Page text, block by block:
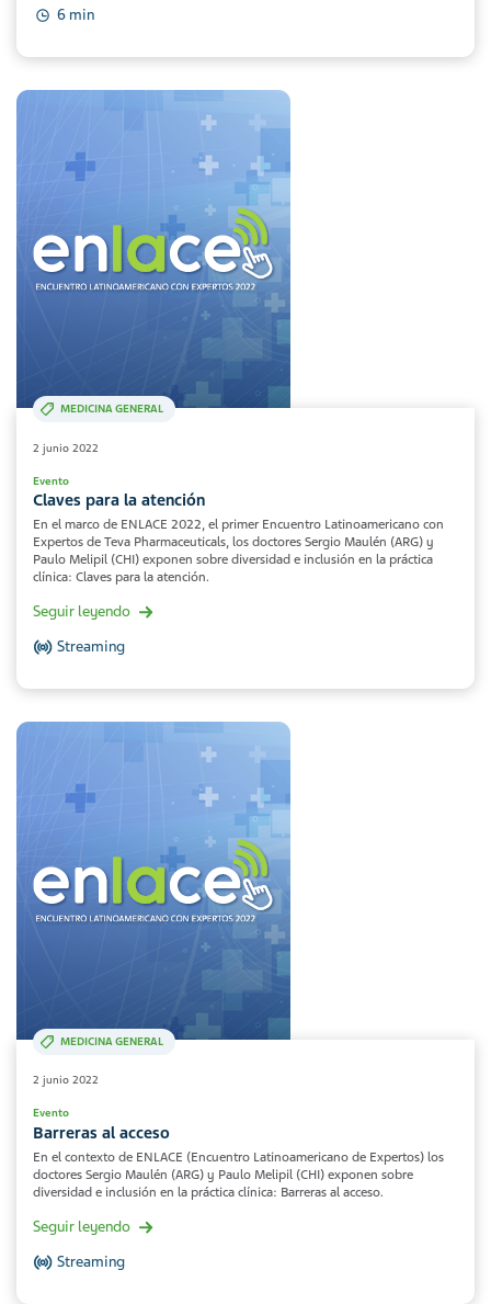
6 min
MEDICINA GENERAL
2 junio 2022
Evento
Claves para la atención
En el marco de ENLACE 2022, el primer Encuentro Latinoamericano con
Expertos de Teva Pharmaceuticals, los doctores Sergio Maulén (ARG) y
Paulo Melipil (CHI) exponen sobre diversidad e inclusión en la práctica
clínica: Claves para la atención.
Seguir leyendo
Streaming
MEDICINA GENERAL
2 junio 2022
Evento
Barreras al acceso
En el contexto de ENLACE (Encuentro Latinoamericano de Expertos) los
doctores Sergio Maulén (ARG) y Paulo Melipil (CHI) exponen sobre
diversidad e inclusión en la práctica clínica: Barreras al acceso.
Seguir leyendo
Streaming